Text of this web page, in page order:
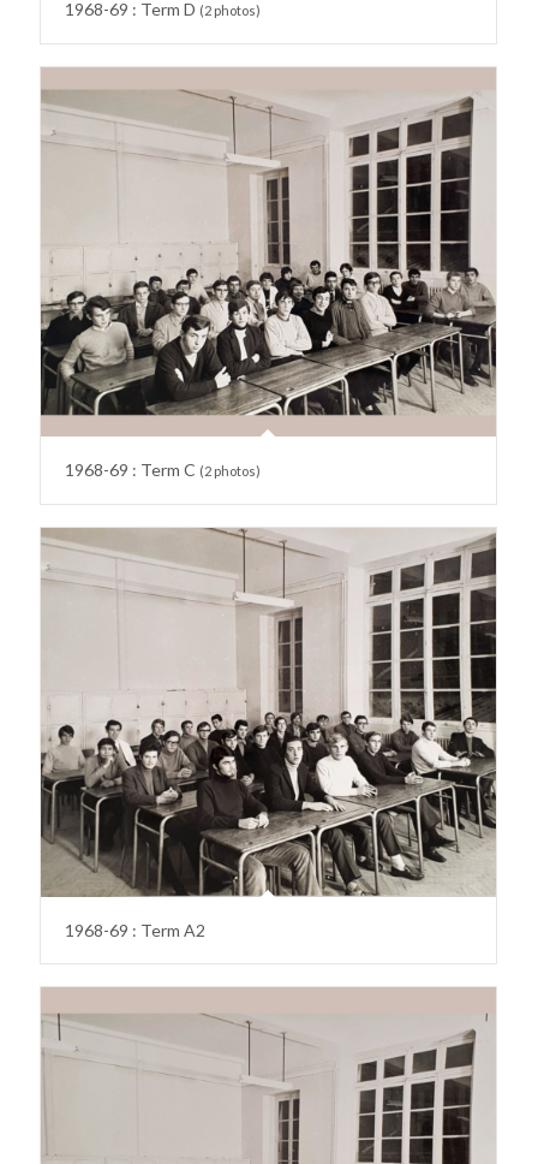
1968-69 : Term D (2 photos)
1968-69 : Term C (2 photos)
1968-69 : Term A2